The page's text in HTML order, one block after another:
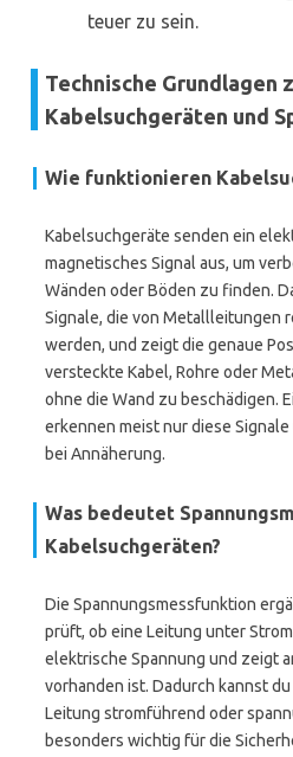
teuer zu sein.
Technische Grundlagen
Kabelsuchgeräten und
Wie funktionieren
Kabelsuchgeräte senden ein
magnetisches Signal aus, um
Wänden oder Böden zu finden.
Signale, die von Metallleitungen
werden, und zeigt die genaue
versteckte Kabel, Rohre oder
ohne die Wand zu beschädigen.
erkennen meist nur diese
bei Annäherung.
Was bedeutet
Kabelsuchgeräten?
Die Spannungsmessfunktion
prüft, ob eine Leitung unter
elektrische Spannung und zeigt
vorhanden ist. Dadurch kannst
Leitung stromführend oder
besonders wichtig für die